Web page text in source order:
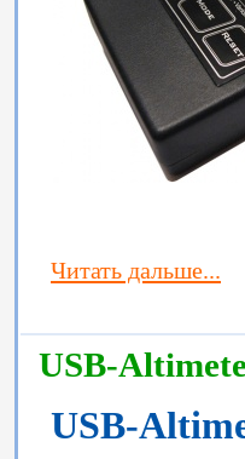
Читать дальше...
USB-
USB-